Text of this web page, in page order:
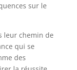
sur le
leur chemin de
qui se
des